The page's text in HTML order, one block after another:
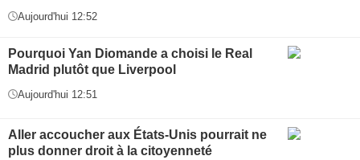
Aujourd'hui 12:52
Pourquoi Yan Diomande a choisi le Real
Madrid plutôt que Liverpool
Aujourd'hui 12:51
Aller accoucher aux États-Unis pourrait ne
plus donner droit à la citoyenneté